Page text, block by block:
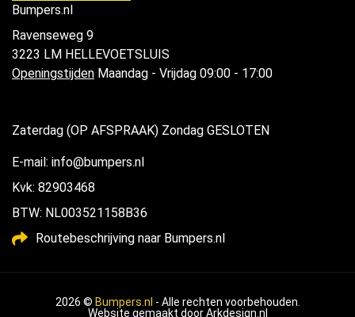
Bumpers.nl
Ravenseweg 9
3223 LM HELLEVOETSLUIS
Openingstijden Maandag - Vrijdag 09:00 - 17:00
Zaterdag (OP AFSPRAAK) Zondag GESLOTEN
E-mail: info@bumpers.nl
Kvk: 82903468
BTW: NL003521158B36
Routebeschrijving naar Bumpers.nl
2026 © Bumpers.nl - Alle rechten voorbehouden.
Website gemaakt doorArkdesign.nl